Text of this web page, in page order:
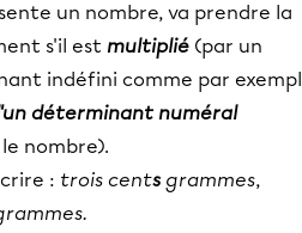
un nombre, va prendre la
s'il est multiplié (par un
indéfini comme par
déterminant numéral
nombre).
: trois centsgrammes,